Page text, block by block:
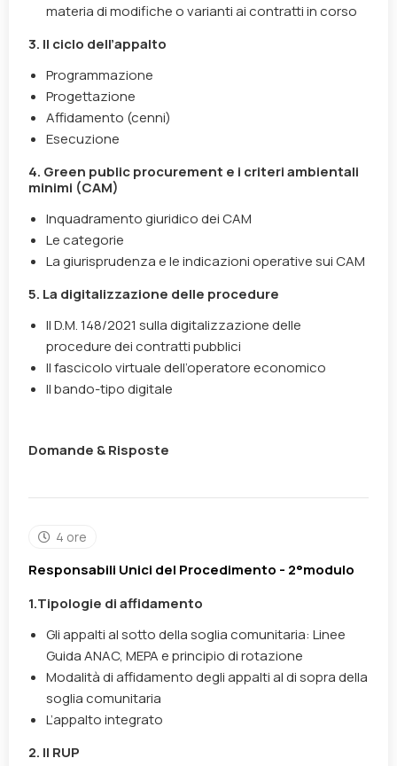
materia di modifiche o varianti ai contratti in corso
3. Il ciclo dell’appalto
Programmazione
Progettazione
Affidamento (cenni)
Esecuzione
4. Green public procurement e i criteri ambientali
minimi (CAM)
Inquadramento giuridico dei CAM
Le categorie
La giurisprudenza e le indicazioni operative sui CAM
5. La digitalizzazione delle procedure
Il D.M. 148/2021 sulla digitalizzazione delle
procedure dei contratti pubblici
Il fascicolo virtuale dell’operatore economico
Il bando-tipo digitale
Domande & Risposte
4 ore
Responsabili Unici del Procedimento - 2°modulo
1.Tipologie di affidamento
Gli appalti al sotto della soglia comunitaria: Linee
Guida ANAC, MEPA e principio di rotazione
Modalità di affidamento degli appalti al di sopra della
soglia comunitaria
L’appalto integrato
2. Il RUP